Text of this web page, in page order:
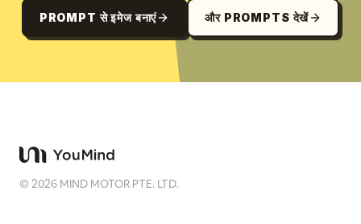
PROMPT से इमेज बनाएं और PROMPTS देखें
©2026 MIND MOTOR PTE. LTD.